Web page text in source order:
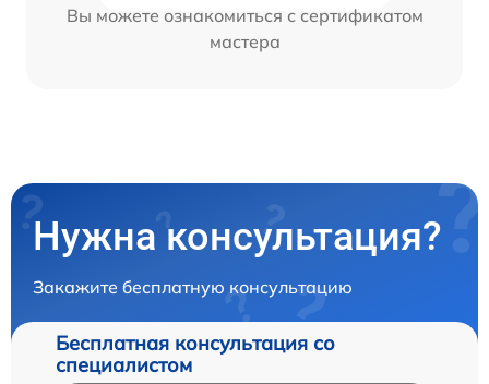
Вы можете ознакомиться с сертификатом
мастера
Нужна консультация?
Закажите бесплатную консультацию
Бесплатная консультация со
специалистом